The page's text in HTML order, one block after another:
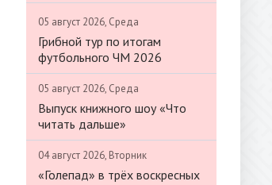
05 август 2026, Среда
Грибной тур по итогам
футбольного ЧМ 2026
05 август 2026, Среда
Выпуск книжного шоу «Что
читать дальше»
04 август 2026, Вторник
«Голепад» в трёх воскресных